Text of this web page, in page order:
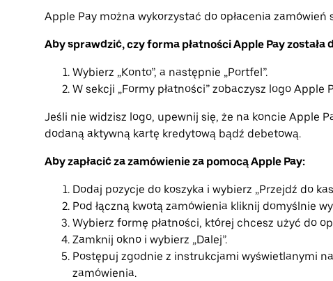
Apple Pay można wykorzystać do opłacenia zamówień
Aby sprawdzić, czy forma płatności Apple Pay została
Wybierz „Konto”, a następnie „Portfel”.
W sekcji „Formy płatności” zobaczysz logo Apple
Jeśli nie widzisz logo, upewnij się, że na koncie Apple
dodaną aktywną kartę kredytową bądź debetową.
Aby zapłacić za zamówienie za pomocą Apple Pay:
Dodaj pozycje do koszyka i wybierz „Przejdź do
Pod łączną kwotą zamówienia kliknij domyślnie
Wybierz formę płatności, której chcesz użyć do
Zamknij okno i wybierz „Dalej”.
Postępuj zgodnie z instrukcjami wyświetlanymi
zamówienia.